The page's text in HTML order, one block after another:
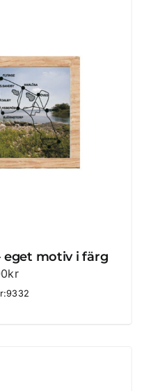
eget motiv i färg
kr